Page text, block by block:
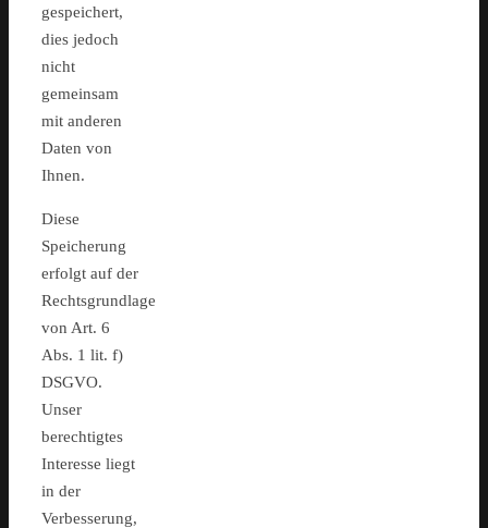
gespeichert,
dies jedoch
nicht
gemeinsam
mit anderen
Daten von
Ihnen.
Diese
Speicherung
erfolgt auf der
Rechtsgrundlage
von Art. 6
Abs. 1 lit. f)
DSGVO.
Unser
berechtigtes
Interesse liegt
in der
Verbesserung,